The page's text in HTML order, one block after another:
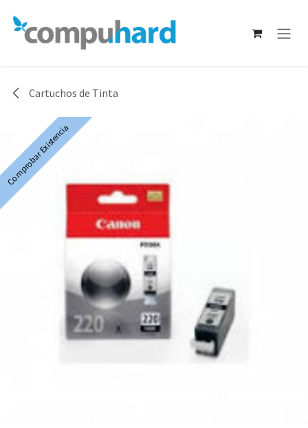
Cartuchos de Tinta
Comprobar Existencia